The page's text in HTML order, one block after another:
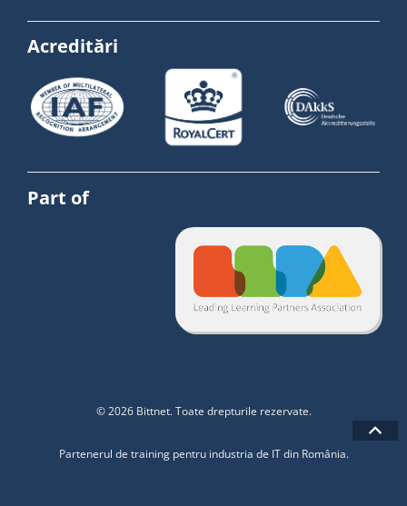
Acreditări
Part of
© 2026 Bittnet. Toate drepturile rezervate.
Partenerul de training pentru industria de IT din România.